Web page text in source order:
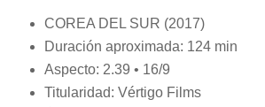
COREA DEL SUR (2017)
Duración aproximada: 124 min
Aspecto: 2.39 • 16/9
Titularidad: Vértigo Films